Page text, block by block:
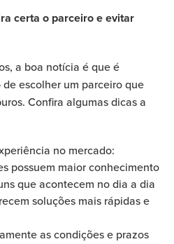
certa o parceiro e evitar
a boa notícia é que é
escolher um parceiro que
Confira algumas dicas a
no mercado:
possuem maior conhecimento
que acontecem no dia a dia
soluções mais rápidas e
as condições e prazos